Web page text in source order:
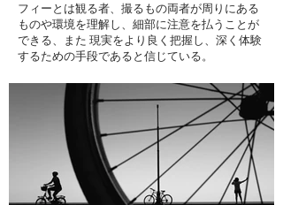
フィーとは観る者、撮るもの両者が周りにある
ものや環境を理解し、細部に注意を払うことが
できる、また 現実をより良く把握し、深く体験
するための手段であると信じている。